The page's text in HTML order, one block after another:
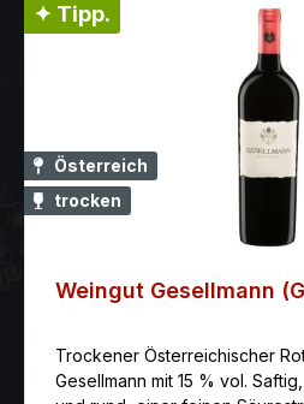
✦ Tipp.
Österreich
trocken
Weingut Gesellmann
Trockener Österreichischer
Gesellmann mit 15 % vol.